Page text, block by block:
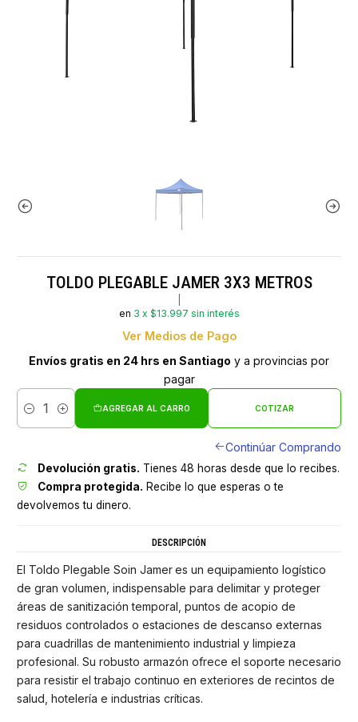
TOLDO PLEGABLE JAMER 3X3 METROS
en 3 x $13.997 sin interés
Ver Medios de Pago
Envíos gratis en 24 hrs en Santiago y a provincias por
pagar
Cantidad
AGREGAR AL CARRO COTIZAR
Continúar Comprando
Devolución gratis. Tienes 48 horas desde que lo recibes.
Compra protegida. Recibe lo que esperas o te
devolvemos tu dinero.
DESCRIPCIÓN
El Toldo Plegable Soin Jameres un equipamiento logístico
de gran volumen, indispensable para delimitar y proteger
áreas de sanitización temporal, puntos de acopio de
residuos controlados o estaciones de descanso externas
para cuadrillas de mantenimiento industrial y limpieza
profesional. Su robusto armazón ofrece el soporte necesario
para resistir el trabajo continuo en exteriores de recintos de
salud, hotelería e industrias críticas.